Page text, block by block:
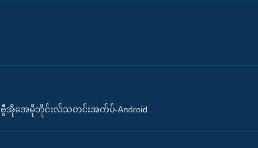
ဗွီအိုအေမိုဘိုင်းလ်သတင်းအက်ပ်-Android